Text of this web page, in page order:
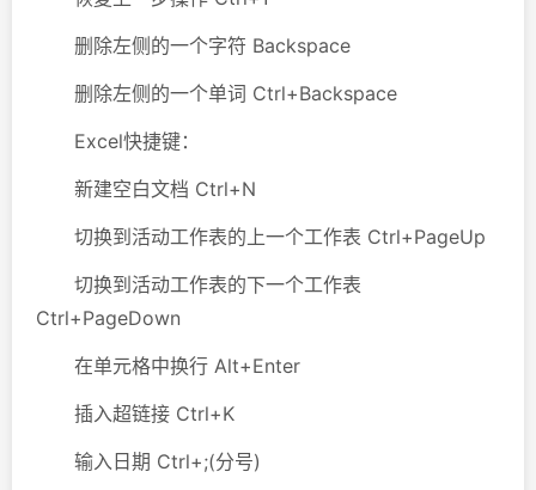
删除左侧的一个字符 Backspace
删除左侧的一个单词 Ctrl+Backspace
Excel快捷键：
新建空白文档 Ctrl+N
切换到活动工作表的上一个工作表 Ctrl+PageUp
切换到活动工作表的下一个工作表
Ctrl+PageDown
在单元格中换行 Alt+Enter
插入超链接 Ctrl+K
输入日期 Ctrl+;(分号)